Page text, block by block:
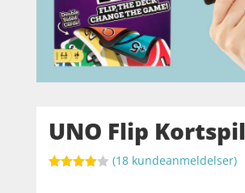
UNO Flip Kortspil
(18 kundeanmeldelser)